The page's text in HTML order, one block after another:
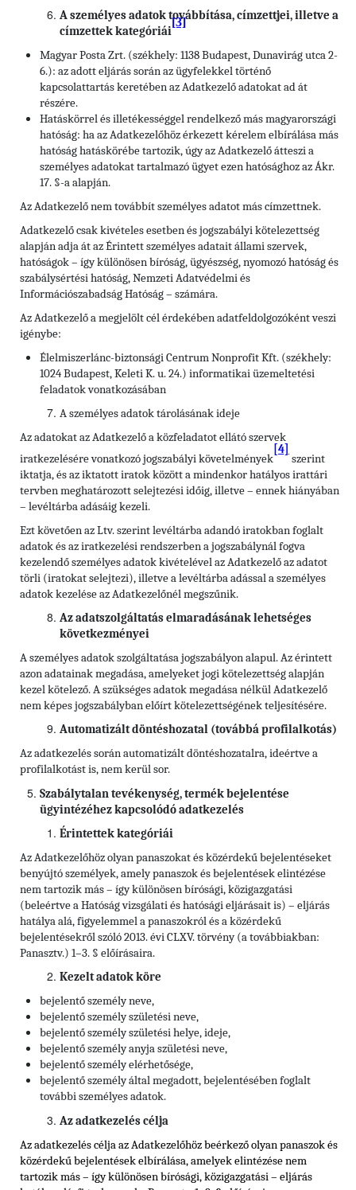
A személyes adatok továbbítása, címzettjei, illetve a
címzettek kategóriái
[3]
Magyar Posta Zrt. (székhely: 1138 Budapest, Dunavirág utca 2-
6.): az adott eljárás során az ügyfelekkel történő
kapcsolattartás keretében az Adatkezelő adatokat ad át
részére.
Hatáskörrel és illetékességgel rendelkező más magyarországi
hatóság: ha az Adatkezelőhöz érkezett kérelem elbírálása más
hatóság hatáskörébe tartozik, úgy az Adatkezelő átteszi a
személyes adatokat tartalmazó ügyet ezen hatósághoz az Ákr.
17. §-a alapján.
Az Adatkezelő nem továbbít személyes adatot más címzettnek.
Adatkezelő csak kivételes esetben és jogszabályi kötelezettség
alapján adja át az Érintett személyes adatait állami szervek,
hatóságok – így különösen bíróság, ügyészség, nyomozó hatóság és
szabálysértési hatóság, Nemzeti Adatvédelmi és
Információszabadság Hatóság – számára.
Az Adatkezelő a megjelölt cél érdekében adatfeldolgozóként veszi
igénybe:
Élelmiszerlánc-biztonsági Centrum Nonprofit Kft. (székhely:
1024 Budapest, Keleti K. u. 24.) informatikai üzemeltetési
feladatok vonatkozásában
A személyes adatok tárolásának ideje
Az adatokat az Adatkezelő a közfeladatot ellátó szervek
iratkezelésére vonatkozó jogszabályi követelmények
[4]
szerint
iktatja, és az iktatott iratok között a mindenkor hatályos irattári
tervben meghatározott selejtezési időig, illetve – ennek hiányában
– levéltárba adásáig kezeli.
Ezt követően az Ltv. szerint levéltárba adandó iratokban foglalt
adatok és az iratkezelési rendszerben a jogszabálynál fogva
kezelendő személyes adatok kivételével az Adatkezelő az adatot
törli (iratokat selejtezi), illetve a levéltárba adással a személyes
adatok kezelése az Adatkezelőnél megszűnik.
Az adatszolgáltatás elmaradásának lehetséges
következményei
A személyes adatok szolgáltatása jogszabályon alapul. Az érintett
azon adatainak megadása, amelyeket jogi kötelezettség alapján
kezel kötelező. A szükséges adatok megadása nélkül Adatkezelő
nem képes jogszabályban előírt kötelezettségének teljesítésére.
Automatizált döntéshozatal (továbbá profilalkotás)
Az adatkezelés során automatizált döntéshozatalra, ideértve a
profilalkotást is, nem kerül sor.
Szabálytalan tevékenység, termék bejelentése
ügyintézéhez kapcsolódó adatkezelés
Érintettek kategóriái
Az Adatkezelőhöz olyan panaszokat és közérdekű bejelentéseket
benyújtó személyek, amely panaszok és bejelentések elintézése
nem tartozik más – így különösen bírósági, közigazgatási
(beleértve a Hatóság vizsgálati és hatósági eljárásait is) – eljárás
hatálya alá, figyelemmel a panaszokról és a közérdekű
bejelentésekről szóló 2013. évi CLXV. törvény (a továbbiakban:
Panasztv.) 1–3. § előírásaira.
Kezelt adatok köre
bejelentő személy neve,
bejelentő személy születési neve,
bejelentő személy születési helye, ideje,
bejelentő személy anyja születési neve,
bejelentő személy elérhetősége,
bejelentő személy által megadott, bejelentésében foglalt
további személyes adatok.
Az adatkezelés célja
Az adatkezelés célja az Adatkezelőhöz beérkező olyan panaszok és
közérdekű bejelentések elbírálása, amelyek elintézése nem
tartozik más – így különösen bírósági, közigazgatási – eljárás